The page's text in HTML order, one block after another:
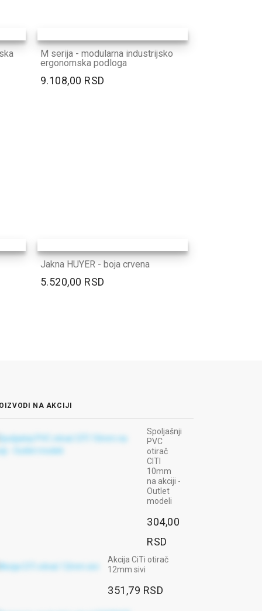
M serija - modularna industrijsko
ergonomska podloga
9.108,00 RSD
Jakna HUYER - boja crvena
5.520,00 RSD
NA AKCIJI
Spoljašnji
PVC
otirač
CITI
10mm
na akciji -
Outlet
modeli
304,00
RSD
Akcija CiTi otirač
12mm sivi
351,79 RSD